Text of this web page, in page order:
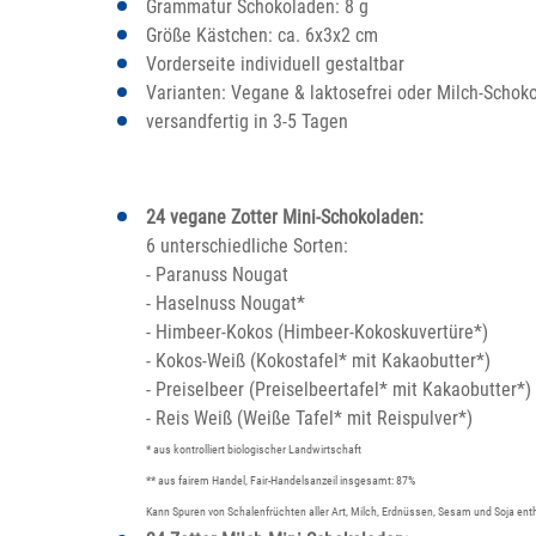
Grammatur Schokoladen: 8 g
Größe Kästchen: ca. 6x3x2 cm
Vorderseite individuell gestaltbar
Varianten: Vegane & laktosefrei oder Milch-
versandfertig in 3-5 Tagen
24 vegane Zotter Mini-Schokoladen:
6 unterschiedliche Sorten:
- Paranuss Nougat
- Haselnuss Nougat*
- Himbeer-Kokos (Himbeer-Kokoskuvertüre*)
- Kokos-Weiß (Kokostafel* mit Kakaobutter*)
- Preiselbeer (Preiselbeertafel* mit Kakaobutter*)
- Reis Weiß (Weiße Tafel* mit Reispulver*)
* aus kontrolliert biologischer Landwirtschaft
** aus fairem Handel, Fair-Handelsanzeil insgesamt: 87%
Kann Spuren von Schalenfrüchten aller Art, Milch, Erdnüssen, Sesam und Soja